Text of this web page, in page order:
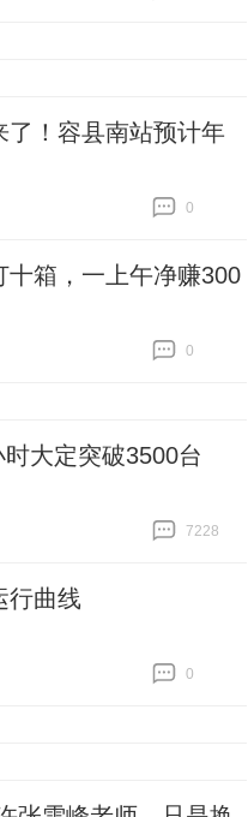
了！容县南站预计年
0
箱，一上午净赚300
0
大定突破3500台
7228
行曲线
0